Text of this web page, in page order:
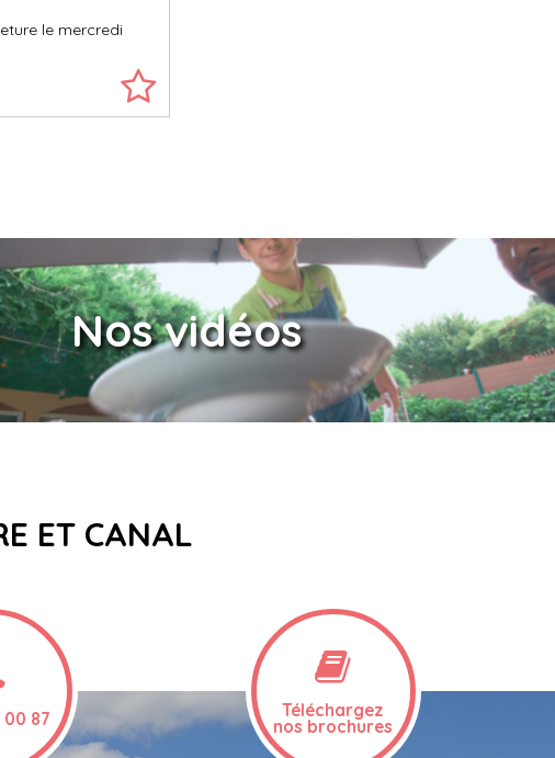
le mercredi
Nos vidéos
ET CANAL
00 87 Téléchargez
nos brochures